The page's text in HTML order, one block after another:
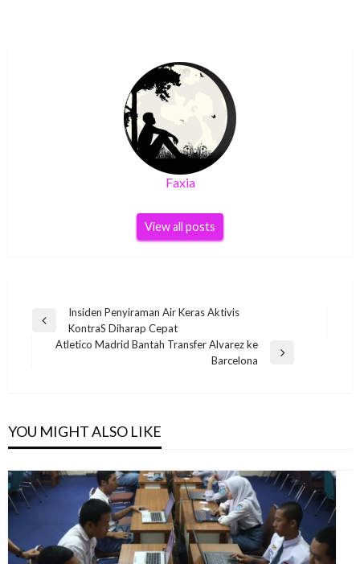
Faxia
View all posts
Post
navigation
Previous
Insiden Penyiraman Air Keras Aktivis
KontraS Diharap Cepat
Atletico Madrid Bantah Transfer Alvarez ke
Barcelona
YOU MIGHT ALSO LIKE